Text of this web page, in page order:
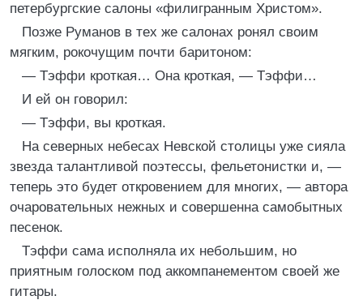
петербургские салоны «филигранным Христом».
Позже Руманов в тех же салонах ронял своим
мягким, рокочущим почти баритоном:
— Тэффи кроткая… Она кроткая, — Тэффи…
И ей он говорил:
— Тэффи, вы кроткая.
На северных небесах Невской столицы уже сияла
звезда талантливой поэтессы, фельетонистки и, —
теперь это будет откровением для многих, — автора
очаровательных нежных и совершенна самобытных
песенок.
Тэффи сама исполняла их небольшим, но
приятным голоском под аккомпанементом своей же
гитары.